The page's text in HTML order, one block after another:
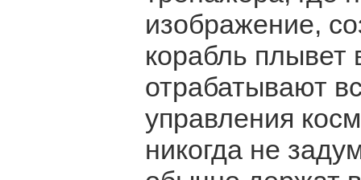
изображение,
корабль плывет
отрабатывают
управления
никогда не